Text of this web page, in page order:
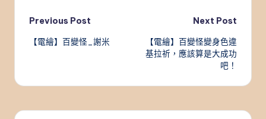
Post
navigation
Previous Post
【電繪】百變怪_謝米
Next Post
【電繪】百變怪變身色違
基拉祈，應該算是大成功
吧！